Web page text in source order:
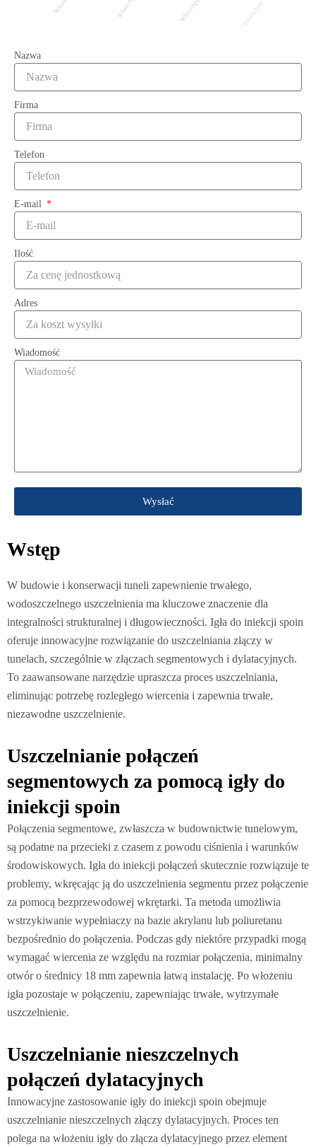
Nazwa
Firma
Telefon
E-mail
Ilość
Adres
Wiadomość
Wysłać
Wstęp
W budowie i konserwacji tuneli zapewnienie trwałego,
wodoszczelnego uszczelnienia ma kluczowe znaczenie dla
integralności strukturalnej i długowieczności. Igła do iniekcji spoin
oferuje innowacyjne rozwiązanie do uszczelniania złączy w
tunelach, szczególnie w złączach segmentowych i dylatacyjnych.
To zaawansowane narzędzie upraszcza proces uszczelniania,
eliminując potrzebę rozległego wiercenia i zapewnia trwałe,
niezawodne uszczelnienie.
Uszczelnianie połączeń
segmentowych za pomocą igły do
iniekcji spoin
Połączenia segmentowe, zwłaszcza w budownictwie tunelowym,
są podatne na przecieki z czasem z powodu ciśnienia i warunków
środowiskowych. Igła do iniekcji połączeń skutecznie rozwiązuje te
problemy, wkręcając ją do uszczelnienia segmentu przez połączenie
za pomocą bezprzewodowej wkrętarki. Ta metoda umożliwia
wstrzykiwanie wypełniaczy na bazie akrylanu lub poliuretanu
bezpośrednio do połączenia. Podczas gdy niektóre przypadki mogą
wymagać wiercenia ze względu na rozmiar połączenia, minimalny
otwór o średnicy 18 mm zapewnia łatwą instalację. Po włożeniu
igła pozostaje w połączeniu, zapewniając trwałe, wytrzymałe
uszczelnienie.
Uszczelnianie nieszczelnych
połączeń dylatacyjnych
Innowacyjne zastosowanie igły do iniekcji spoin obejmuje
uszczelnianie nieszczelnych złączy dylatacyjnych. Proces ten
polega na włożeniu igły do złącza dylatacyjnego przez element